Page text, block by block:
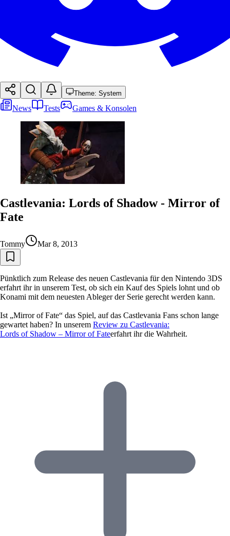
Theme: System
News Tests Games & Konsolen
Castlevania: Lords of Shadow - Mirror of
Fate
Tommy Mar 8, 2013
Pünktlich zum Release des neuen Castlevania für den Nintendo 3DS
erfahrt ihr in unserem Test, ob sich ein Kauf des Spiels lohnt und ob
Konami mit dem neuesten Ableger der Serie gerecht werden kann.
Ist „Mirror of Fate“ das Spiel, auf das Castlevania Fans schon lange
gewartet haben? In unserem Review zu Castlevania:
Lords of Shadow – Mirror of Fateerfahrt ihr die Wahrheit.